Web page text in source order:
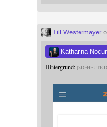
Till Westermayer
Katharina
Hintergrund: